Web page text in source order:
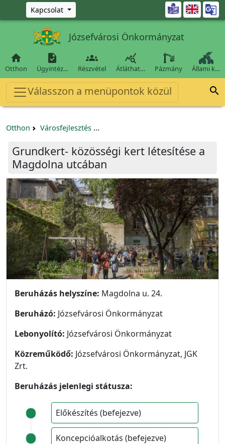
Ugrás a fő tartalomra
Kapcsolat 
Józsefvárosi Önkormányzat

Otthon

Ügyintéz…

Részvétel

Átláthat… Pázmány Állami k…
Válasszon a menüpontok közül 
Otthon Városfejlesztés
Grundkert- közösségi kert létesítése a
Magdolna utcában
Beruházás helyszíne: Magdolna u. 24.
Beruházó: Józsefvárosi Önkormányzat
Lebonyolító: Józsefvárosi Önkormányzat
Közreműködő: Józsefvárosi Önkormányzat, JGK
Zrt.
Beruházás jelenlegi státusza:
Előkészítés (befejezve)
Koncepcióalkotás (befejezve)